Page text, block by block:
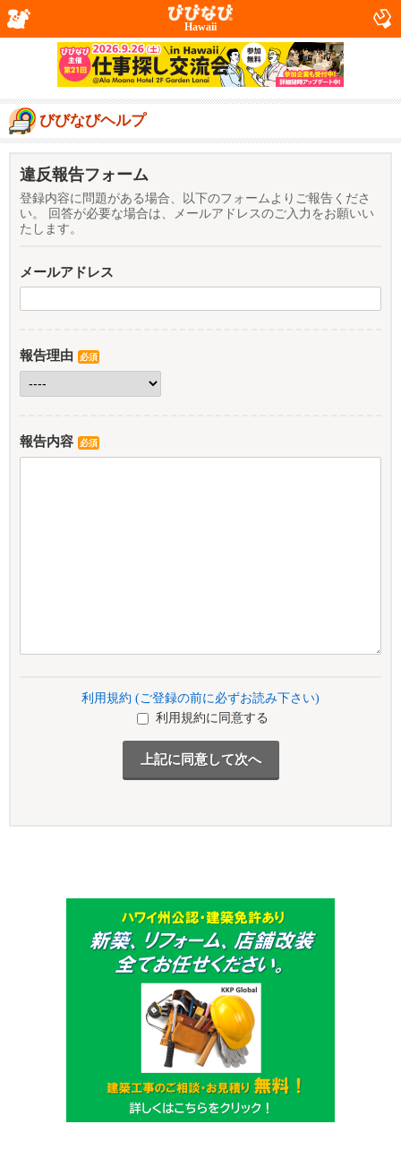
Hawaii
びびなびヘルプ
違反報告フォーム
登録内容に問題がある場合、以下のフォームよりご報告くださ
い。 回答が必要な場合は、メールアドレスのご入力をお願いい
たします。
メールアドレス
報告理由 必須
報告内容 必須
利用規約 (ご登録の前に必ずお読み下さい)
利用規約に同意する